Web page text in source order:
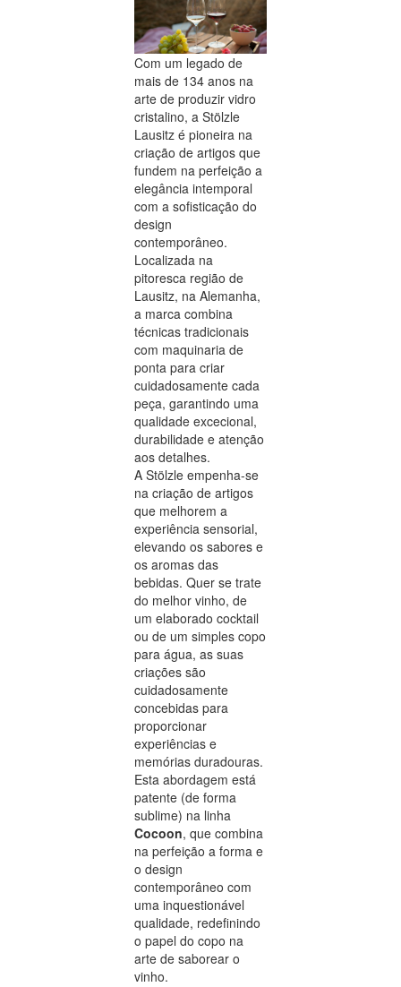
Com um legado de
mais de 134 anos na
arte de produzir vidro
cristalino, a Stölzle
Lausitz é pioneira na
criação de artigos que
fundem na perfeição a
elegância intemporal
com a sofisticação do
design
contemporâneo.
Localizada na
pitoresca região de
Lausitz, na Alemanha,
a marca combina
técnicas tradicionais
com maquinaria de
ponta para criar
cuidadosamente cada
peça, garantindo uma
qualidade excecional,
durabilidade e atenção
aos detalhes.
A Stölzle empenha-se
na criação de artigos
que melhorem a
experiência sensorial,
elevando os sabores e
os aromas das
bebidas. Quer se trate
do melhor vinho, de
um elaborado cocktail
ou de um simples copo
para água, as suas
criações são
cuidadosamente
concebidas para
proporcionar
experiências e
memórias duradouras.
Esta abordagem está
patente (de forma
sublime) na linha
Cocoon, que combina
na perfeição a forma e
o design
contemporâneo com
uma inquestionável
qualidade, redefinindo
o papel do copo na
arte de saborear o
vinho.